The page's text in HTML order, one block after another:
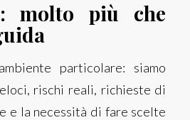
molto più che
particolare: siamo
rischi reali, richieste di
e la necessità di fare scelte